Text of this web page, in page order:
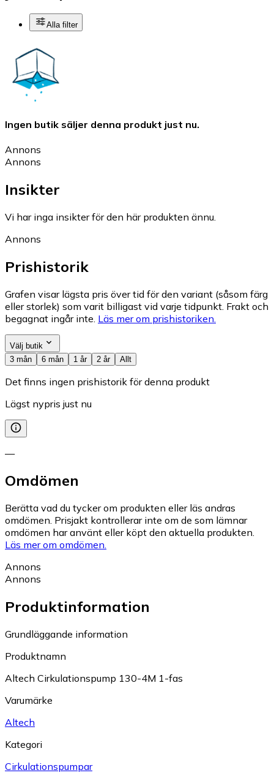
Alla filter
Ingen butik säljer denna produkt just nu.
Annons
Annons
Insikter
Vi har inga insikter för den här produkten ännu.
Annons
Prishistorik
Grafen visar lägsta pris över tid för den variant (såsom färg
eller storlek) som varit billigast vid varje tidpunkt. Frakt och
begagnat ingår inte. Läs mer om prishistoriken.
Välj butik
3 mån
6 mån 1 år 2 år Allt
Det finns ingen prishistorik för denna produkt
Lägst nypris just nu
—
Omdömen
Berätta vad du tycker om produkten eller läs andras
omdömen. Prisjakt kontrollerar inte om de som lämnar
omdömen har använt eller köpt den aktuella produkten.
Läs mer om omdömen.
Annons
Annons
Produktinformation
Grundläggande information
Produktnamn
Altech Cirkulationspump 130-4M 1-fas
Varumärke
Altech
Kategori
Cirkulationspumpar